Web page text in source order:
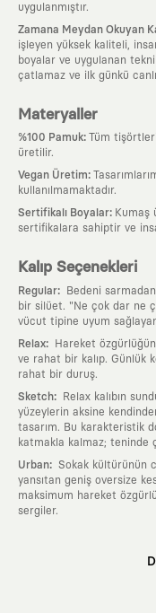
uygulanmıştır.
Zamana Meydan Okuyan
işleyen yüksek kaliteli,
boyalar ve uygulanan
çatlamaz ve ilk günkü
Materyaller
%100 Pamuk: Tüm
üretilir.
Vegan Üretim:
kullanılmamaktadır.
Sertifikalı Boyalar: Kumaş
sertifikalara sahiptir ve
Kalıp Seçenekleri
Regular:
Bedeni
bir silüet. "Ne çok dar ne
vücut tipine uyum
Relax:
Hareket
ve rahat bir kalıp. Günlük
rahat bir duruş.
Sketch:
Relax kalıbın
yüzeylerin aksine
tasarım. Bu karakteristik
katmakla kalmaz; teninde
Urban: Sokak kültürünün
yansıtan geniş oversize
maksimum hareket
sergiler.